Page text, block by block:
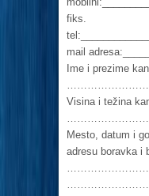
fiks.
mail
Ime i prezime
Visina i težina
Mesto, datum i
adresu boravka i